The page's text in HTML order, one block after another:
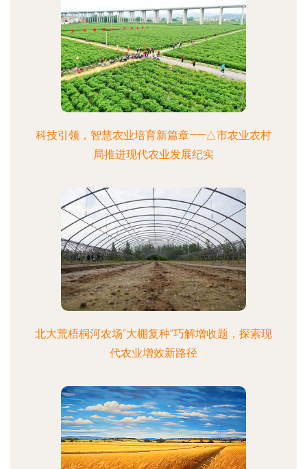
科技引领，智慧农业培育新篇章——△市农业农村
局推进现代农业发展纪实
北大荒梧桐河农场“大棚复种”巧解增收题，探索现
代农业增效新路径